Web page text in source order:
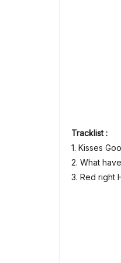
Tracklist :
1. Kisses
2. What
3. Red right